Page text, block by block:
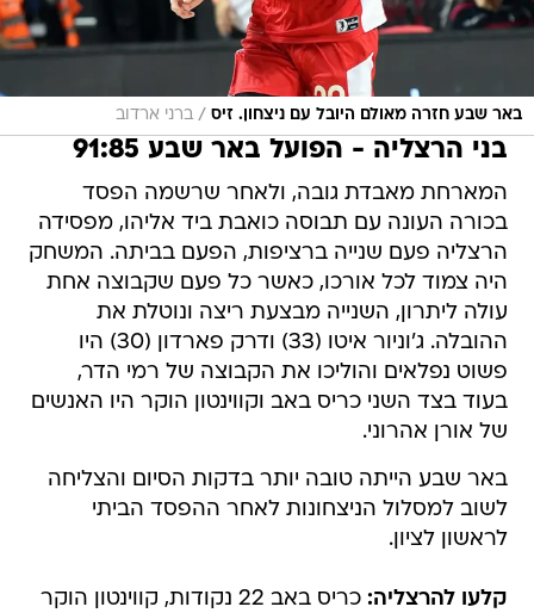
באר שבע חזרה מאולם היובל עם ניצחון. זיס / ברני ארדוב
בני הרצליה - הפועל באר שבע 91:85
המארחת מאבדת גובה, ולאחר שרשמה הפסד
בכורה העונה עם תבוסה כואבת ביד אליהו, מפסידה
הרצליה פעם שנייה ברציפות, הפעם בביתה. המשחק
היה צמוד לכל אורכו, כאשר כל פעם שקבוצה אחת
עולה ליתרון, השנייה מבצעת ריצה ונוטלת את
ההובלה. ג'וניור איטו (33) ודרק פארדון (30) היו
פשוט נפלאים והוליכו את הקבוצה של רמי הדר,
בעוד בצד השני כריס באב וקווינטון הוקר היו האנשים
של אורן אהרוני.
באר שבע הייתה טובה יותר בדקות הסיום והצליחה
לשוב למסלול הניצחונות לאחר ההפסד הביתי
לראשון לציון.
קלעו להרצליה:
כריס באב 22 נקודות, קווינטון הוקר